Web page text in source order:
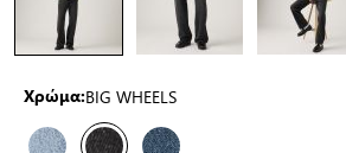
Χρώμα:BIG WHEELS